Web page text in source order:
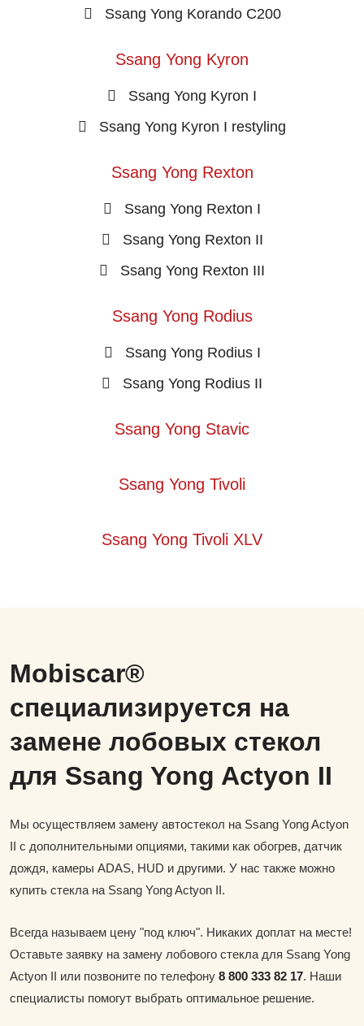
Ssang Yong Korando C200
Ssang Yong Kyron
Ssang Yong Kyron I
Ssang Yong Kyron I restyling
Ssang Yong Rexton
Ssang Yong Rexton I
Ssang Yong Rexton II
Ssang Yong Rexton III
Ssang Yong Rodius
Ssang Yong Rodius I
Ssang Yong Rodius II
Ssang Yong Stavic
Ssang Yong Tivoli
Ssang Yong Tivoli XLV
Mobiscar®
специализируется на
замене лобовых стекол
для Ssang Yong Actyon II
Мы осуществляем замену автостекол на Ssang Yong Actyon
II с дополнительными опциями, такими как обогрев, датчик
дождя, камеры ADAS, HUD и другими. У нас также можно
купить стекла на Ssang Yong Actyon II.
Всегда называем цену "под ключ". Никаких доплат на месте!
Оставьте заявку на замену лобового стекла для Ssang Yong
Actyon II или позвоните по телефону 8 800 333 82 17. Наши
специалисты помогут выбрать оптимальное решение.